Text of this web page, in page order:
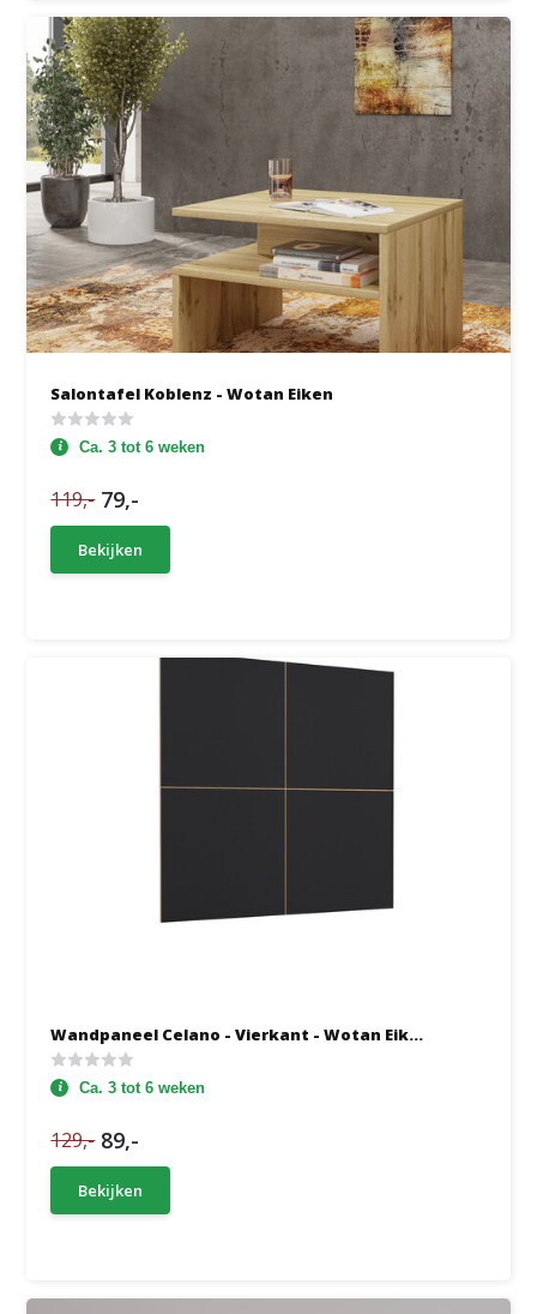
Salontafel Koblenz - Wotan Eiken
Ca. 3 tot 6 weken
119,- 79,-
Bekijken
Wandpaneel Celano - Vierkant - Wotan Eik...
Ca. 3 tot 6 weken
129,- 89,-
Bekijken